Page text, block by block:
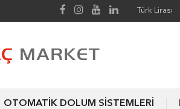
Türk Lirası
OTOMATİK DOLUM SİSTEMLERİ